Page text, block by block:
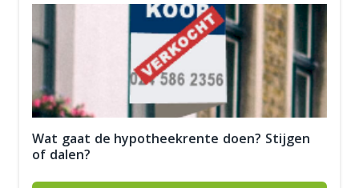
Wat gaat de hypotheekrente doen? Stijgen
of dalen?